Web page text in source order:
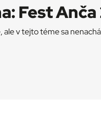
Fest
ale v tejto téme sa